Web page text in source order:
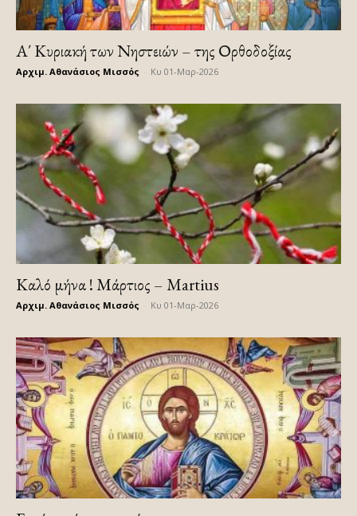
Α΄ Κυριακή των Νηστειών – της Ορθοδοξίας
Αρχιμ. Αθανάσιος Μισσός Κυ 01-Μαρ-2026
Καλό μήνα ! Μάρτιος – Martius
Αρχιμ. Αθανάσιος Μισσός Κυ 01-Μαρ-2026